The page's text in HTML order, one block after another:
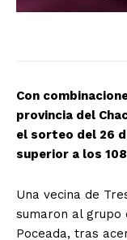
Con
provincia del
el sorteo del 26
superior a los
Una vecina de
sumaron al grupo
Poceada, tras